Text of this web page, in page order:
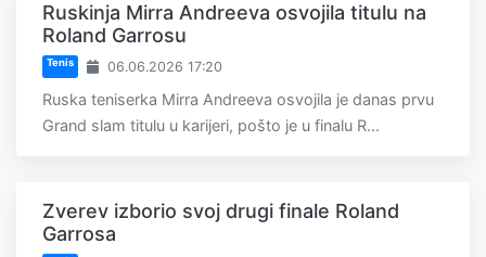
Ruskinja Mirra Andreeva osvojila titulu na
Roland Garrosu
Tenis 06.06.2026 17:20
Ruska teniserka Mirra Andreeva osvojila je danas prvu
Grand slam titulu u karijeri, pošto je u finalu R...
Zverev izborio svoj drugi finale Roland
Garrosa